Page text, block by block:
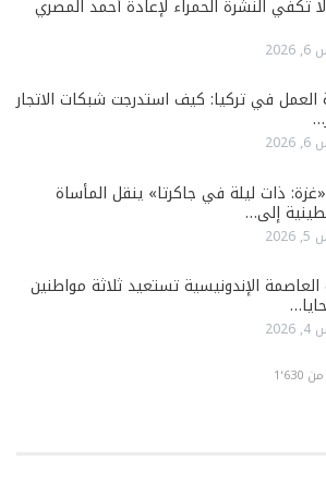
تكفي النشرة الحمراء لإعادة أحمد المصري
العمل في تركيا: كيف استدرجت شبكات الاتجار
ذات ليلة في جاكرتا» ينقل المأساة
إلى…
الإندونيسية تستعيد ثلاثة مواطنين